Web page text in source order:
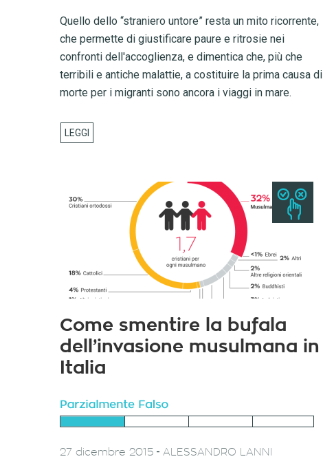
Quello dello “straniero untore” resta un mito ricorrente,
che permette di giustificare paure e ritrosie nei
confronti dell'accoglienza, e dimentica che, più che
terribili e antiche malattie, a costituire la prima causa di
morte per i migranti sono ancora i viaggi in mare.
Come smentire la bufala
dell’invasione musulmana in
Italia
27 dicembre 2015 - ALESSANDRO LANNI